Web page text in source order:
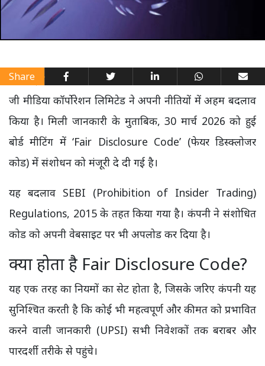
Share
जी मीडिया कॉर्पोरेशन लिमिटेड ने अपनी नीतियों में अहम बदलाव
किया है। मिली जानकारी के मुताबिक, 30 मार्च 2026 को हुई
बोर्ड मीटिंग में ‘Fair Disclosure Code’ (फेयर डिस्क्लोजर
कोड) में संशोधन को मंजूरी दे दी गई है।
यह बदलाव SEBI (Prohibition of Insider Trading)
Regulations, 2015 के तहत किया गया है। कंपनी ने संशोधित
कोड को अपनी वेबसाइट पर भी अपलोड कर दिया है।
क्या होता है Fair Disclosure Code?
यह एक तरह का नियमों का सेट होता है, जिसके जरिए कंपनी यह
सुनिश्चित करती है कि कोई भी महत्वपूर्ण और कीमत को प्रभावित
करने वाली जानकारी (UPSI) सभी निवेशकों तक बराबर और
पारदर्शी तरीके से पहुंचे।